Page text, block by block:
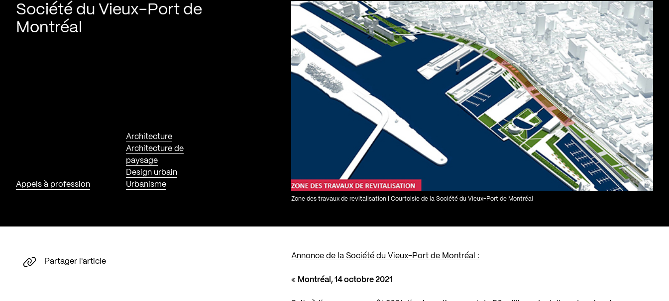
Société du Vieux-Port de
Montréal
Appels à profession
Architecture
Architecture de
paysage
Design urbain
Urbanisme
Zone des travaux de revitalisation | Courtoisie de la Société du Vieux-Port de Montréal
Annonce de la Société du Vieux-Port de Montréal :
« Montréal, 14 octobre 2021
Partager l'article